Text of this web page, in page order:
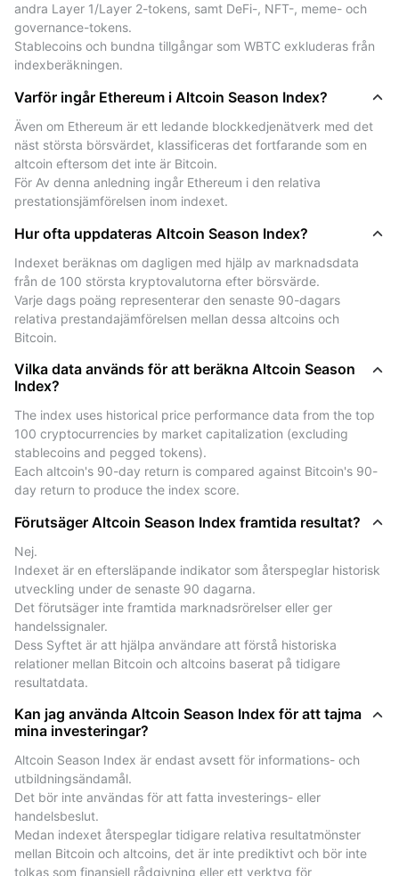
The Altcoin Season Index Chart reflects the 90-day
historical performance of the top 100 altcoins
(excluding stablecoins and pegged tokens) compared
Calculation steps:
1. Select the top 100 non-stablecoin cryptocurrencies
by market capitalization.
2. Measure each altcoin's 90-day performance.
3. Compare each performance to Bitcoin's 90-day
return.
4. Count how many altcoins outperformed Bitcoin.
5. Convert this ratio into a percentage and scale it
between 0 and 100.
How to interpret the Altcoin Season Index?
The Altcoin Season Index ranges from 0 to 100 and
provides a simplified overview of how altcoins and
Bitcoin have performed relative to each other over
time:
- 0–25: Historically, Bitcoin outperformed most
altcoins.
- 26–49: Transitional range without a consistent
performance trend.
- 50–74: Periods when many altcoins showed stronger
relative performance.
- 75–100: Broad altcoin outperformance observed
historically.
This framework helps users understand historical
market leadership between Bitcoin and altcoins but
should not be interpreted as a predictive or trading
signal.
Vad är altcoin-marknaden och altcoin-
dominans?
The altcoin market includes all cryptocurrencies other
than Bitcoin, such as major smart contract platforms
(e.g., Ethereum), DeFi tokens, NFTs, meme coins, and
emerging blockchain projects.
Altcoin dominance
This refers to the percentage of total crypto market
andra Layer 1/Layer 2-tokens, samt DeFi-, NFT-, meme- och
governance-tokens.
Stablecoins och bundna tillgångar som WBTC exkluderas från
indexberäkningen.
Varför ingår Ethereum i Altcoin Season Index?
Även om Ethereum är ett ledande blockkedjenätverk med det
näst största börsvärdet, klassificeras det fortfarande som en
altcoin eftersom det inte är Bitcoin.
För Av denna anledning ingår Ethereum i den relativa
prestationsjämförelsen inom indexet.
Hur ofta uppdateras Altcoin Season Index?
Indexet beräknas om dagligen med hjälp av marknadsdata
från de 100 största kryptovalutorna efter börsvärde.
Varje dags poäng representerar den senaste 90-dagars
relativa prestandajämförelsen mellan dessa altcoins och
Bitcoin.
Vilka data används för att beräkna Altcoin Season
Index?
The index uses historical price performance data from the top
100 cryptocurrencies by market capitalization (excluding
stablecoins and pegged tokens).
Each altcoin's 90-day return is compared against Bitcoin's 90-
day return to produce the index score.
Förutsäger Altcoin Season Index framtida resultat?
Nej.
Indexet är en eftersläpande indikator som återspeglar historisk
utveckling under de senaste 90 dagarna.
Det förutsäger inte framtida marknadsrörelser eller ger
handelssignaler.
Dess Syftet är att hjälpa användare att förstå historiska
relationer mellan Bitcoin och altcoins baserat på tidigare
resultatdata.
Kan jag använda Altcoin Season Index för att tajma
mina investeringar?
Altcoin Season Index är endast avsett för informations- och
utbildningsändamål.
Det bör inte användas för att fatta investerings- eller
handelsbeslut.
Medan indexet återspeglar tidigare relativa resultatmönster
mellan Bitcoin och altcoins, det är inte prediktivt och bör inte
tolkas som finansiell rådgivning eller ett verktyg för